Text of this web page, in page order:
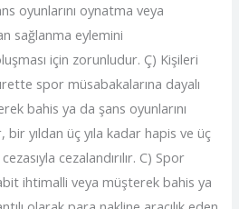
oyunlarını oynatma veya
sağlanma eylemini
için zorunludur. Ç) Kişileri
spor müsabakalarına dayalı
bahis ya da şans oyunlarını
yıldan üç yıla kadar hapis ve üç
cezalandırılır. C) Spor
ihtimalli veya müşterek bahis ya